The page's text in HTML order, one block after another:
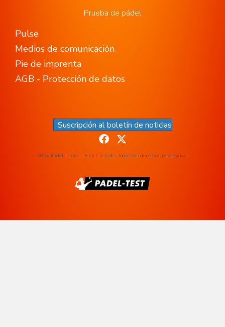
Prueba de pádel
Pulse
Medios de comunicación
Pie de imprenta
AGB - Protección de datos
Suscripción al boletín de noticias
2024 Padel Tennis - Padel-Test.de. Todos los derechos reservados.